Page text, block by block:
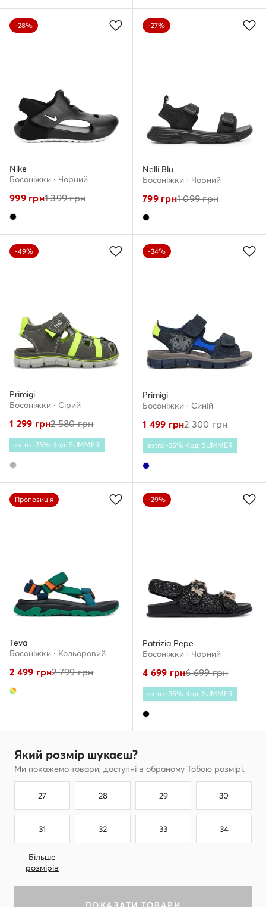
-28%
Nike
Босоніжки · Чорний
999грн1 399грн
-27%
Nelli Blu
Босоніжки · Чорний
799грн1 099грн
-49%
Primigi
Босоніжки · Сірий
1 299 грн2 580грн
extra -25% Код: SUMMER
-34%
Primigi
Босоніжки · Cиній
1 499 грн2 300грн
extra -35% Код: SUMMER
Пропозиція
Teva
Босоніжки · Кольоровий
2 499 грн2 799грн
-29%
Patrizia Pepe
Босоніжки · Чорний
4 699 грн6 699грн
extra -35% Код: SUMMER
Який розмір шукаєш?
Ми покажемо товари, доступні в обраному Тобою розмірі.
27 28 29 30
31 32 33 34
Більше
розмірів